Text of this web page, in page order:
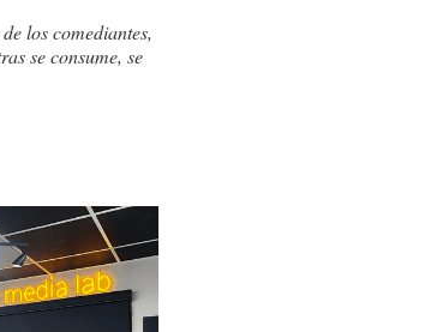
los comediantes,
se consume, se